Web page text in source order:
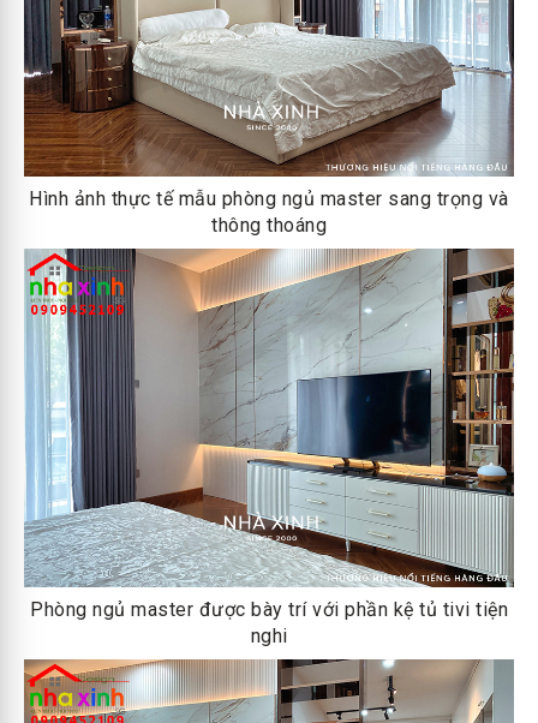
Hình ảnh thực tế mẫu phòng ngủ master sang trọng và
thông thoáng
Phòng ngủ master được bày trí với phần kệ tủ tivi tiện
nghi